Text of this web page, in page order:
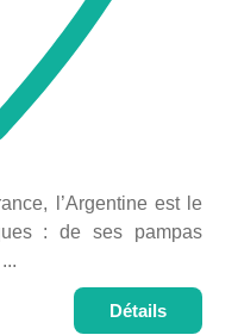
l’Argentine est le
: de ses pampas
Détails